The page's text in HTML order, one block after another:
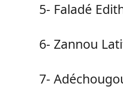
5- Faladé
6- Zannou
7-